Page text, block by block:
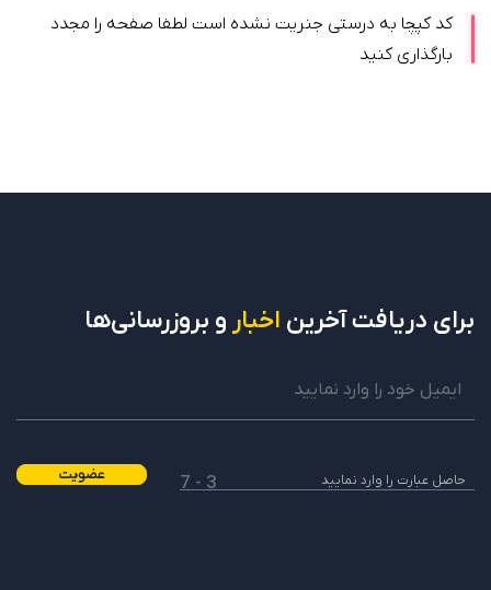
کد کپچا به درستی جنریت نشده است لطفا صفحه را مجدد
بارگذاری کنید
برای دریافتآخرین اخبار و بروزرسانی‌ها
3 - 7 عضویت